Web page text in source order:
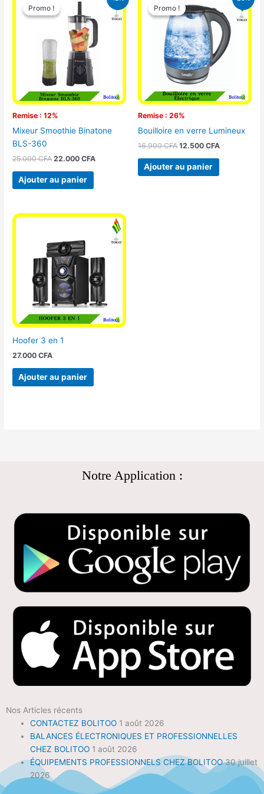
Promo !
Remise : 12%
Promo !
Mixeur Smoothie Binatone
BLS-360
25.000CFA
prix
initial
était :
25.000 CFA.
22.000CFA
prix
actuel
est :
Ajouter au panier
Promo !
Remise : 26%
Promo !
Bouilloire en verre Lumineux
16.900CFA
prix
initial
16.900 CFA.
12.500 CFA
prix
actuel
est :
12.500 CFA.
Ajouter au panier
Hoofer 3 en 1
27.000CFA
Ajouter au panier
Notre Application :
Nos Articles récents
CONTACTEZ BOLITOO 1 août 2026
BALANCES ÉLECTRONIQUES ET PROFESSIONNELLES
CHEZ BOLITOO 1 août 2026
ÉQUIPEMENTS PROFESSIONNELS CHEZ BOLITOO 30 juillet
2026